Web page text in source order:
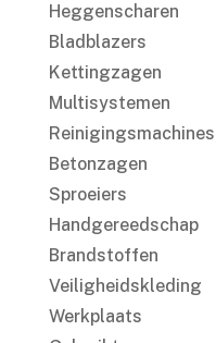
Heggenscharen
Bladblazers
Kettingzagen
Multisystemen
Reinigingsmachines
Betonzagen
Sproeiers
Handgereedschap
Brandstoffen
Veiligheidskleding
Werkplaats